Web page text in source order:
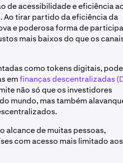
de acessibilidade e eficiência
Ao tirar partido da eficiência da
e poderosa forma de
mais baixos do que os
como tokens digitais,
emfinanças descentralizadas
não só que os investidores
mundo, mas também
alcance de muitas pessoas,
com acesso mais limitado aos